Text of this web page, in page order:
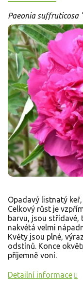
Paeonia suffruticosa
Opadavý listnatý
Celkový růst je
barvu, jsou střídavé,
nakvétá velmi
Květy jsou plné,
odstínů. Konce
příjemně voní.
Detailní informace